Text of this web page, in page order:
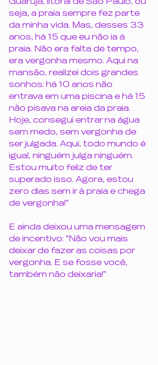
seja, a praia sempre fez parte
da minha vida. Mas, desses 33
anos, há 15 que eu não ia à
praia. Não era falta de tempo,
era vergonha mesmo. Aqui na
mansão, realizei dois grandes
sonhos: há 10 anos não
entrava em uma piscina e há 15
não pisava na areia da praia.
Hoje, consegui entrar na água
sem medo, sem vergonha de
ser julgada. Aqui, todo mundo é
igual, ninguém julga ninguém.
Estou muito feliz de ter
superado isso. Agora, estou
zero dias sem ir à praia e chega
de vergonha!"
E ainda deixou uma mensagem
de incentivo: "Não vou mais
deixar de fazer as coisas por
vergonha. E se fosse você,
também não deixaria!"